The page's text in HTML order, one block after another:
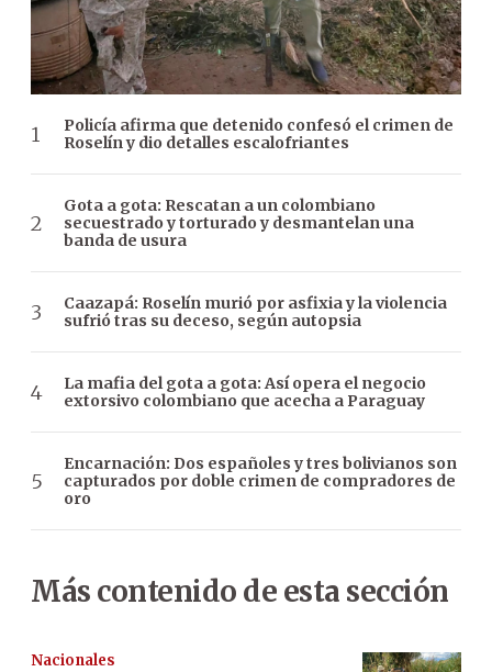
Policía afirma que detenido confesó el crimen de
Roselín y dio detalles escalofriantes
Gota a gota: Rescatan a un colombiano
secuestrado y torturado y desmantelan una
banda de usura
Caazapá: Roselín murió por asfixia y la violencia
sufrió tras su deceso, según autopsia
La mafia del gota a gota: Así opera el negocio
extorsivo colombiano que acecha a Paraguay
Encarnación: Dos españoles y tres bolivianos son
capturados por doble crimen de compradores de
oro
Más contenido de esta sección
Nacionales